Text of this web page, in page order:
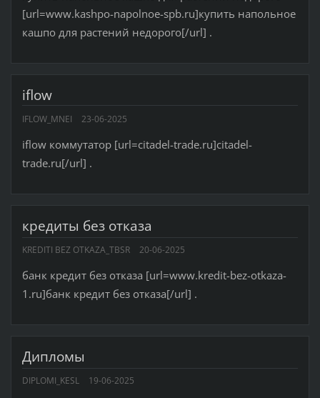
[url=www.kashpo-napolnoe-spb.ru]купить напольное
кашпо для растений недорого[/url] .
iflow
IFLOW_MNEI 23-06-2025
iflow коммутатор [url=citadel-trade.ru]citadel-
trade.ru[/url] .
кредиты без отказа
KREDITI BEZ OTKAZA_TBSR 20-06-2025
банк кредит без отказа [url=www.kredit-bez-otkaza-
1.ru]банк кредит без отказа[/url] .
Дипломы
DIPLOMI_KESL 19-06-2025